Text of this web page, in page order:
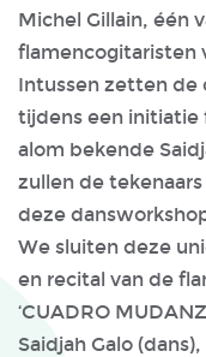
Michel Gillain, één
flamencogitaristen
Intussen zetten de
tijdens een initiatie
alom bekende
zullen de
deze
We sluiten deze
en recital van de
‘CUADRO
Saidjah Galo